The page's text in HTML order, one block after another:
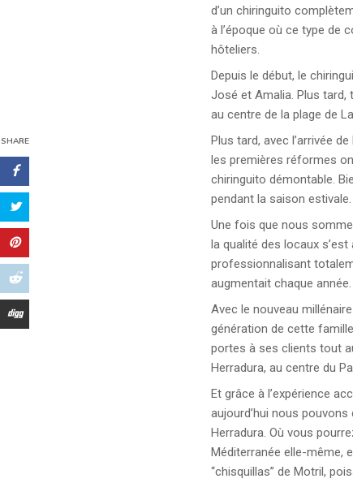
SHARE
d’un chiringuito
à l’époque où ce type de
hôteliers.
Depuis le début, le
José et Amalia. Plus
au centre de la plage de
Plus tard, avec l’arrivée
les premières réformes
chiringuito démontable.
pendant la saison estivale.
Une fois que nous
la qualité des locaux
professionnalisant
augmentait chaque année.
Avec le nouveau
génération de cette
portes à ses clients tout
Herradura, au centre du
Et grâce à l’expérience
aujourd’hui nous
Herradura. Où vous
Méditerranée elle-même,
“chisquillas” de Motril,